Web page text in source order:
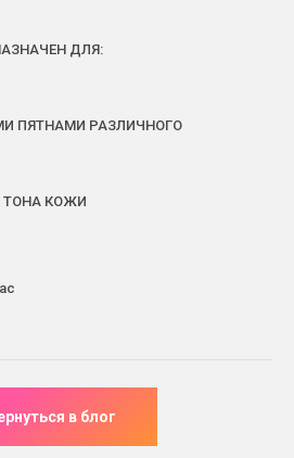
ДЛЯ:
ПЯТНАМИ РАЗЛИЧНОГО
ТОНА КОЖИ